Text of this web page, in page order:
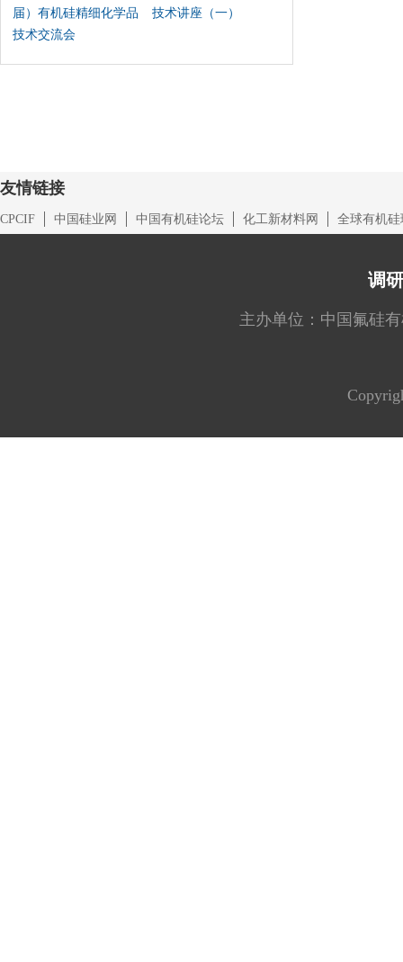
届）有机硅精细化学品
技术交流会
技术讲座（一）
友情链接
CPCIF 中国硅业网 中国有机硅论坛 化工新材料网 全球有机硅
调
主办单位：中国氟硅